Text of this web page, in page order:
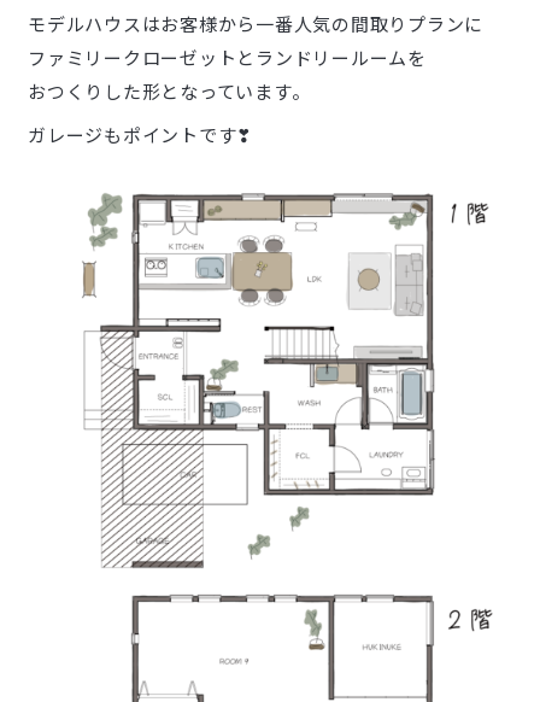
モデルハウスはお客様から一番人気の間取りプランに
ファミリークローゼットとランドリールームを
おつくりした形となっています。
ガレージもポイントです❣